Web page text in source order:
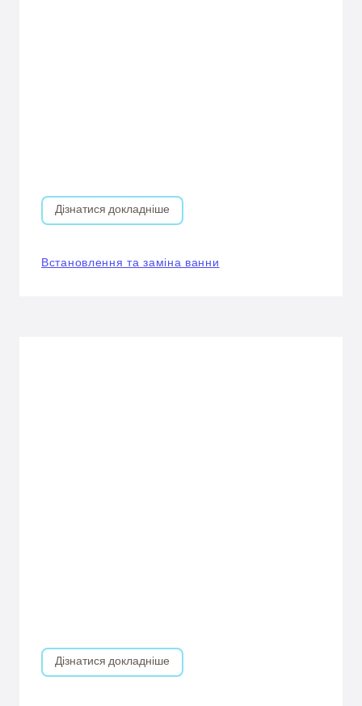
Дізнатися докладніше
Встановлення та заміна ванни
Дізнатися докладніше